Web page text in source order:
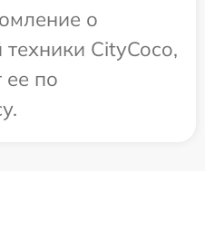
о
CityCoco,
ее по